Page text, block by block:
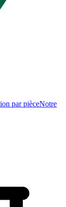
par pièceNotre